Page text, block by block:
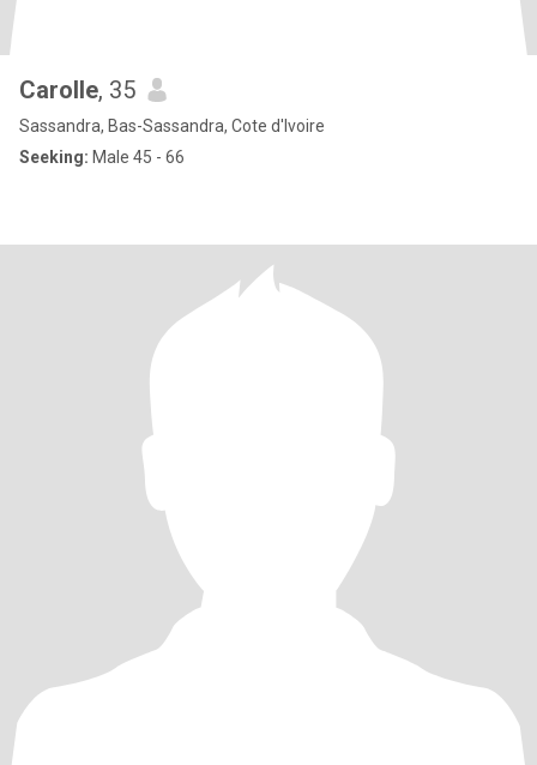
Carolle, 35
Sassandra, Bas-Sassandra, Cote d'Ivoire
Seeking: Male 45 - 66